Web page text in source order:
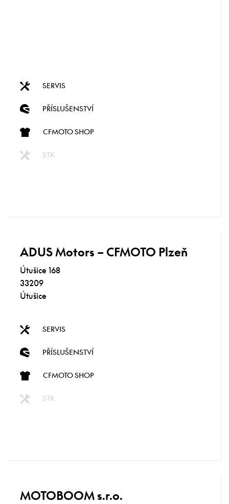
SERVIS
PŘÍSLUŠENSTVÍ
CFMOTO SHOP
STK
ADUS Motors – CFMOTO Plzeň
Útušice 168
33209
Útušice
SERVIS
PŘÍSLUŠENSTVÍ
CFMOTO SHOP
STK
MOTOBOOM s.r.o.